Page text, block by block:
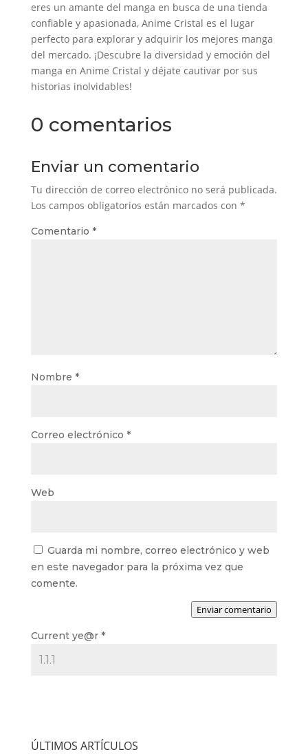
eres un amante del manga en busca de una tienda
confiable y apasionada, Anime Cristal es el lugar
perfecto para explorar y adquirir los mejores manga
del mercado. ¡Descubre la diversidad y emoción del
manga en Anime Cristal y déjate cautivar por sus
historias inolvidables!
0 comentarios
Enviar un comentario
Tu dirección de correo electrónico no será publicada.
Los campos obligatorios están marcados con *
Comentario *
Nombre *
Correo electrónico *
Web
Guarda mi nombre, correo electrónico y web
en este navegador para la próxima vez que
comente.
Enviar comentario
Current ye@r *
ÚLTIMOS ARTÍCULOS